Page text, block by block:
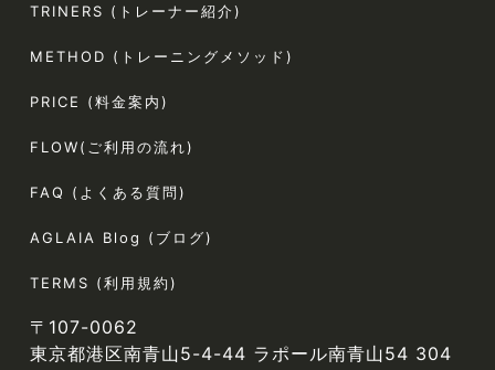
TRINERS (トレーナー紹介)
METHOD (トレーニングメソッド)
PRICE (料金案内)
FLOW(ご利用の流れ)
FAQ (よくある質問)
AGLAIA Blog (ブログ)
TERMS (利用規約)
〒107-0062
東京都港区南青山5-4-44 ラポール南青山54 304